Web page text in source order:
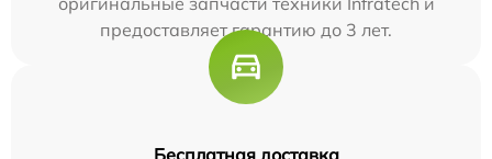
предоставляет гарантию до 3 лет.
Бесплатная доставка